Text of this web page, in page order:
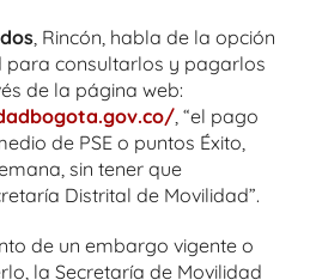
, Rincón, habla de la opción
para consultarlos y pagarlos
de la página web:
, “el pago
de PSE o puntos Éxito,
sin tener que
Distrital de Movilidad”.
de un embargo vigente o
la Secretaría de Movilidad